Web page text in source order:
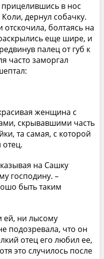
в нос
дернул собачку.
болтаясь на
еще шире, и
палец от губ к
часто заморгал
женщина с
скрывавшими часть
та самая, с которой
на Сашку
господину. –
быть таким
ей, ни лысому
подозревала, что он
отец его любил ее,
это случилось после